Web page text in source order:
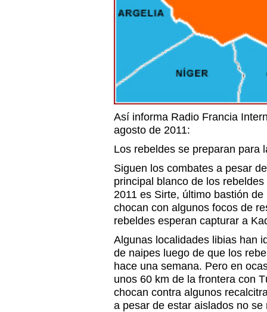
Así informa Radio Francia
agosto de 2011:
Los rebeldes se preparan para
Siguen los combates a pesar
principal blanco de los
2011 es Sirte, último bastión
chocan con algunos focos de
rebeldes esperan capturar a
Algunas localidades libias han
de naipes luego de que los
hace una semana. Pero en
unos 60 km de la frontera con
chocan contra algunos
a pesar de estar aislados no